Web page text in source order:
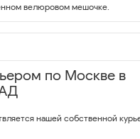
велюровом мешочке.
по Москве в
нашей собственной